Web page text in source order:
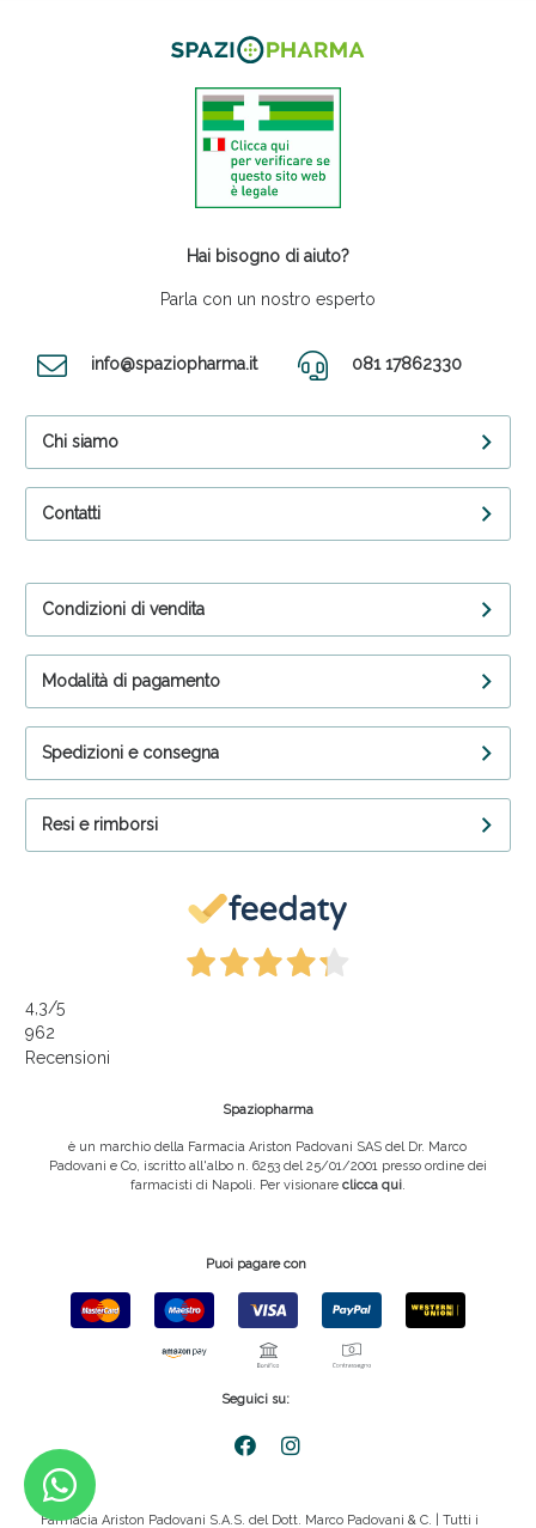
Hai bisogno di aiuto?
Parla con un nostro esperto
info@spaziopharma.it 081 17862330
Chi siamo
Contatti
Condizioni di vendita
Modalità di pagamento
Spedizioni e consegna
Resi e rimborsi
4,3/5
962
Recensioni
Spaziopharma
è un marchio della Farmacia Ariston Padovani SAS del Dr. Marco
Padovani e Co, iscritto all'albo n. 6253 del 25/01/2001 presso ordine dei
farmacisti di Napoli. Per visionare clicca qui.
Puoi pagare con
Seguici su:
Farmacia Ariston Padovani S.A.S. del Dott. Marco Padovani & C. | Tutti i